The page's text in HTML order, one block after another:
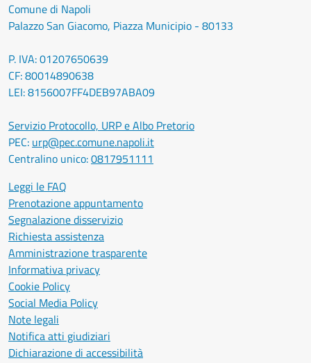
Comune di Napoli
Palazzo San Giacomo, Piazza Municipio - 80133
P. IVA: 01207650639
CF: 80014890638
LEI: 8156007FF4DEB97ABA09
Servizio Protocollo, URP e Albo Pretorio
PEC: urp@pec.comune.napoli.it
Centralino unico:0817951111
Leggi le FAQ
Prenotazione appuntamento
Segnalazione disservizio
Richiesta assistenza
Amministrazione trasparente
Informativa privacy
Cookie Policy
Social Media Policy
Note legali
Notifica atti giudiziari
Dichiarazione di accessibilità